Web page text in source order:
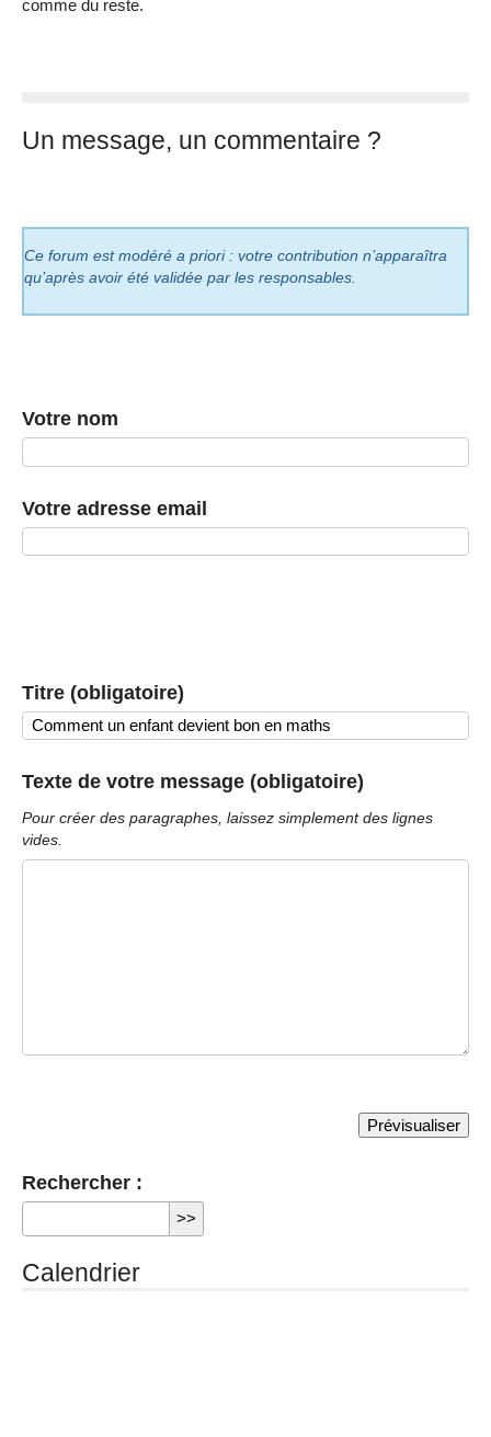
comme du reste.
Un message, un commentaire ?
Ce forum est modéré a priori : votre contribution n’apparaîtra
qu’après avoir été validée par les responsables.
Votre nom
Votre adresse email
Titre (obligatoire)
Texte de votre message (obligatoire)
Pour créer des paragraphes, laissez simplement des lignes
vides.
Rechercher :
Calendrier